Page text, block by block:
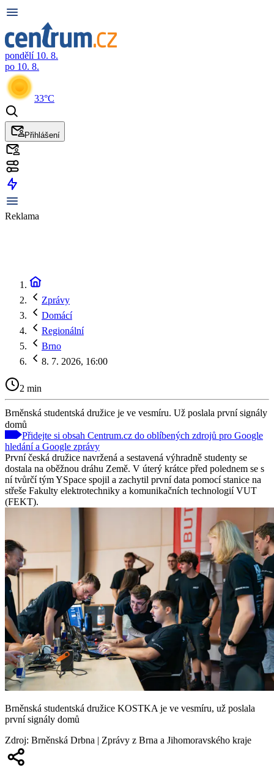
pondělí 10. 8.
po 10. 8.
33°C
Přihlášení
Reklama
Zprávy
Domácí
Regionální
Brno
8. 7. 2026, 16:00
2 min
Brněnská studentská družice je ve vesmíru. Už poslala první signály
domů
Přidejte si obsah Centrum.cz do oblíbených zdrojů pro Google
hledání a Google zprávy
První česká družice navržená a sestavená výhradně studenty se
dostala na oběžnou dráhu Země. V úterý krátce před polednem se s
ní tvůrčí tým YSpace spojil a zachytil první data pomocí stanice na
střeše Fakulty elektrotechniky a komunikačních technologií VUT
(FEKT).
Brněnská studentská družice KOSTKA je ve vesmíru, už poslala
první signály domů
Zdroj: Brněnská Drbna | Zprávy z Brna a Jihomoravského kraje